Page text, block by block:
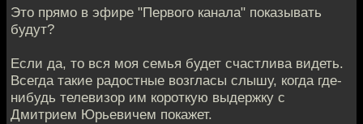
Это прямо в эфире "Первого канала" показывать
будут?
Если да, то вся моя семья будет счастлива видеть.
Всегда такие радостные возгласы слышу, когда где-
нибудь телевизор им короткую выдержку с
Дмитрием Юрьевичем покажет.